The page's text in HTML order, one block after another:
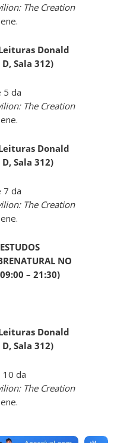
The Creation
Donald
Sala 312)
5 da
The Creation
Donald
Sala 312)
7 da
The Creation
NO
– 21:30)
Donald
Sala 312)
10 da
The Creation